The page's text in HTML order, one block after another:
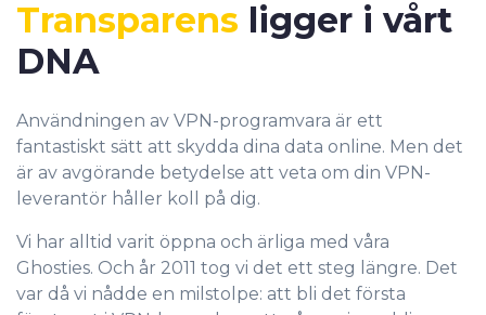
Transparens ligger i vårt
DNA
Användningen av VPN-programvara är ett
fantastiskt sätt att skydda dina data online. Men det
är av avgörande betydelse att veta om din VPN-
leverantör håller koll på dig.
Vi har alltid varit öppna och ärliga med våra
Ghosties. Och år 2011 tog vi det ett steg längre. Det
var då vi nådde en milstolpe: att bli det första